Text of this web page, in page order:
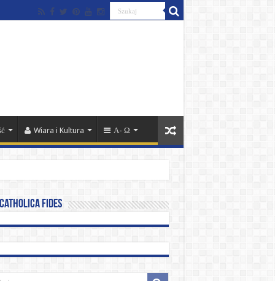
Wiara i Kultura Α- Ω
fides